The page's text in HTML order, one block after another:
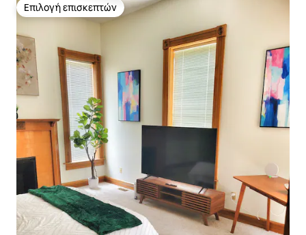
Επιλογή επισκεπτών
Επιλογή επισκεπτών